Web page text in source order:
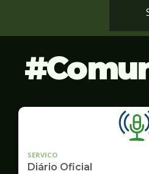
SERVICO
Diário Oficial